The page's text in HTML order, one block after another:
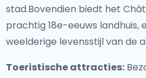
stad.Bovendien biedt het
prachtig 18e-eeuws landhuis,
weelderige levensstijl van de
Toeristische attracties: